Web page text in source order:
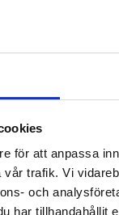
för att anpassa
trafik. Vi
och
har tillhandahållit